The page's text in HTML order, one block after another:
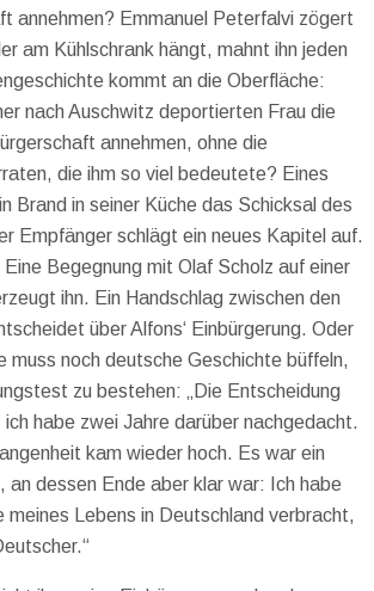
annehmen? Emmanuel Peterfalvi zögert
am Kühlschrank hängt, mahnt ihn jeden
kommt an die Oberfläche:
nach Auschwitz deportierten Frau die
annehmen, ohne die
die ihm so viel bedeutete? Eines
Brand in seiner Küche das Schicksal des
Empfänger schlägt ein neues Kapitel auf.
Begegnung mit Olaf Scholz auf einer
ihn. Ein Handschlag zwischen den
über Alfons‘ Einbürgerung. Oder
muss noch deutsche Geschichte büffeln,
zu bestehen: „Die Entscheidung
ich habe zwei Jahre darüber nachgedacht.
kam wieder hoch. Es war ein
an dessen Ende aber klar war: Ich habe
meines Lebens in Deutschland verbracht,